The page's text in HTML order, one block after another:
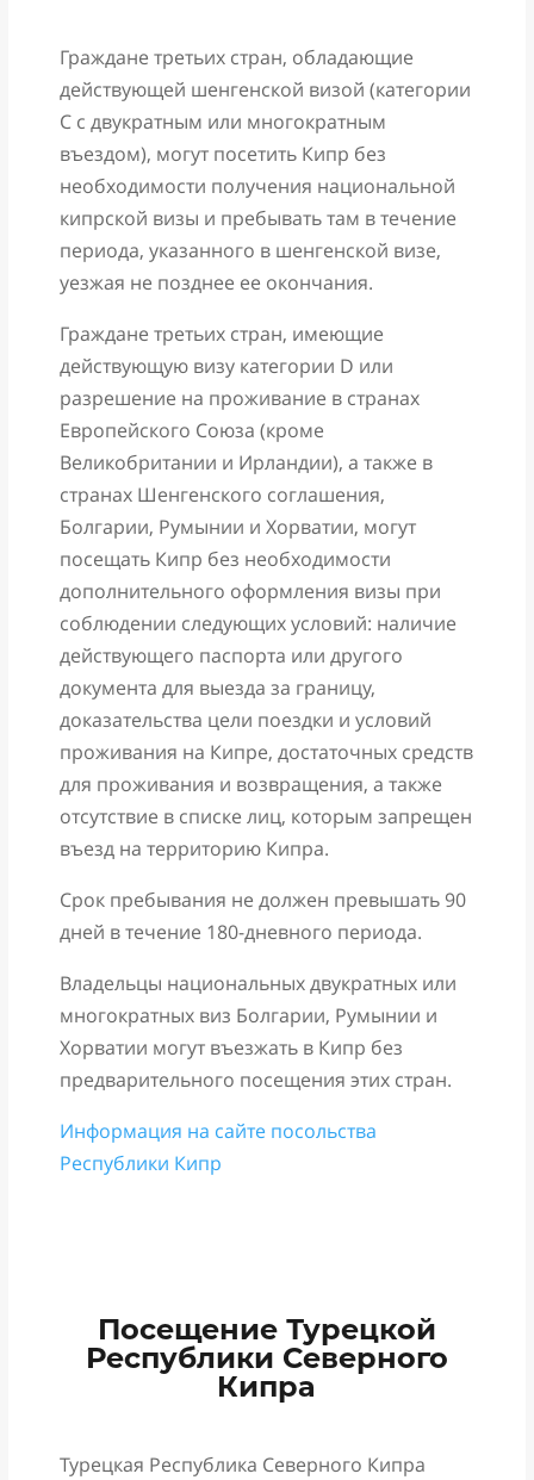
Граждане третьих стран, обладающие
действующей шенгенской визой (категории
С с двукратным или многократным
въездом), могут посетить Кипр без
необходимости получения национальной
кипрской визы и пребывать там в течение
периода, указанного в шенгенской визе,
уезжая не позднее ее окончания.
Граждане третьих стран, имеющие
действующую визу категории D или
разрешение на проживание в странах
Европейского Союза (кроме
Великобритании и Ирландии), а также в
странах Шенгенского соглашения,
Болгарии, Румынии и Хорватии, могут
посещать Кипр без необходимости
дополнительного оформления визы при
соблюдении следующих условий: наличие
действующего паспорта или другого
документа для выезда за границу,
доказательства цели поездки и условий
проживания на Кипре, достаточных средств
для проживания и возвращения, а также
отсутствие в списке лиц, которым запрещен
въезд на территорию Кипра.
Срок пребывания не должен превышать 90
дней в течение 180-дневного периода.
Владельцы национальных двукратных или
многократных виз Болгарии, Румынии и
Хорватии могут въезжать в Кипр без
предварительного посещения этих стран.
Информация на сайте посольства
Республики Кипр
Посещение Турецкой
Республики Северного
Кипра
Турецкая Республика Северного Кипра